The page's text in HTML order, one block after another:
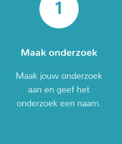
Maak onderzoek
Maak jouw onderzoek
aan en geef het
onderzoek een naam.